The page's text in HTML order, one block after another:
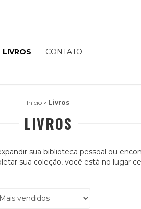
LIVROS CONTATO
Início > Livros
LIVROS
sua biblioteca pessoal ou
sua coleção, você está no lugar